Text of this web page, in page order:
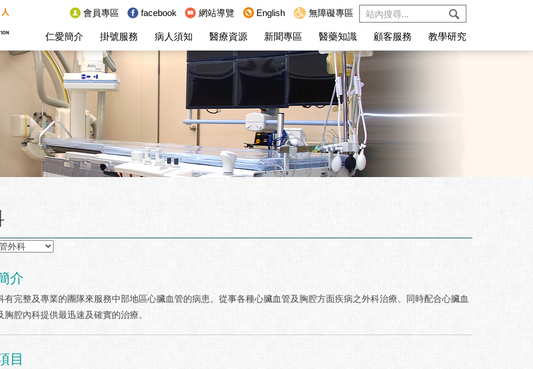
仁愛簡介 掛號服務 病人須知 醫療資源 新聞專區 醫藥知識 顧客服務 教學研究
會員專區 facebook 網站導覽 English 無障礙專區
介
整及專業的團隊來服務中部地區心臟血管的病患。從事各種心臟血管及胸腔方面疾病之外科治療。同時配合心臟血
胸腔內科提供最迅速及確實的治療。
目